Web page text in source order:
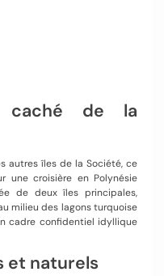
caché de la
autres îles de la Société, ce
croisière en Polynésie
de deux îles principales,
milieu des lagons turquoise
cadre confidentiel idyllique
et naturels